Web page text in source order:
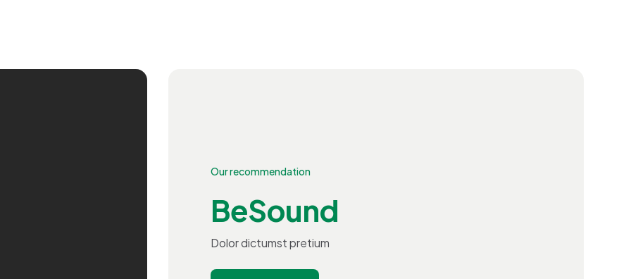
Our recommendation
BeSound
Dolor dictumst pretium